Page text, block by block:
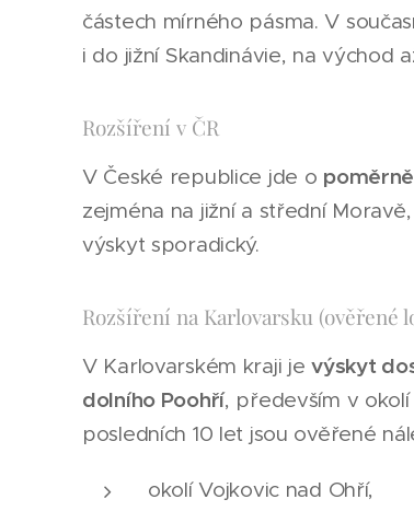
částech mírného pásma. V
i do jižní Skandinávie, na východ
Rozšíření v ČR
V České republice jde o
zejména na jižní a střední
výskyt sporadický.
Rozšíření na Karlovarsku (ověřené
V Karlovarském kraji jevýskyt
dolního Poohří, především v
posledních 10 let jsou ověřené
okolí Vojkovic nad Ohří,